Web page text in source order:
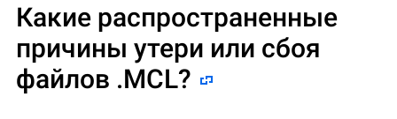
Какие распространенные
причины утери или сбоя
файлов .MCL?